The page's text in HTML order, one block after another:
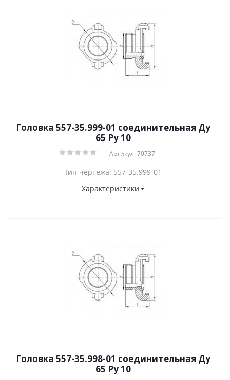
Головка 557-35.999-01 соединительная Ду
65 Py 10
Артикул: 70737
Тип чертежа: 557-35.999-01
Характеристики
Головка 557-35.998-01 соединительная Ду
65 Py 10